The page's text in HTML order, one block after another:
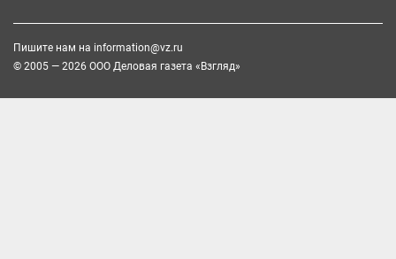
Пишите нам на information@vz.ru
© 2005 — 2026 ООО Деловая газета «Взгляд»